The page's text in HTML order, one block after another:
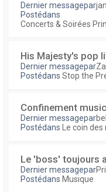
Dernier messagepar
Postédans
Concerts & Soirées
His Majesty's pop
Dernier messagepar
Postédans Stop the
Confinement
Dernier messagepar
Postédans
Le coin
Le 'boss' toujours
Dernier messagepar
Postédans Musique